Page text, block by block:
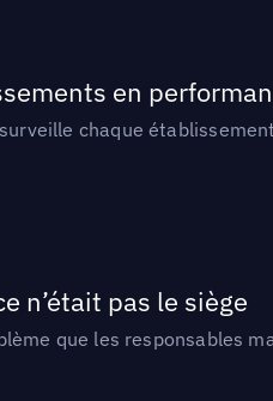
en
chaque
n’était pas le siège
que les responsables